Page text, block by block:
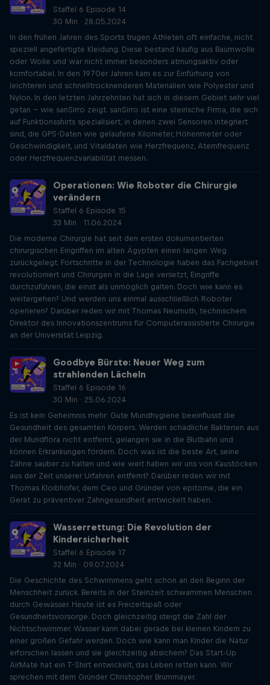
Staffel 6 Episode 14
30 Min · 28.05.2024
In den frühen Jahren des Sports trugen Athleten oft einfache, nicht
speziell angefertigte Kleidung. Diese bestand häufig aus Baumwolle
oder Wolle und war nicht immer besonders atmungsaktiv oder
komfortabel. In den 1970er Jahren kam es zur Einfürhung von
leichteren und schnelltrocknenderen Materialien wie Polyester und
Nylon. In den letzten Jahrzehnten hat sich in diesem Gebiet sehr viel
getan - wie sanSirro zeigt. sanSirro ist eine steirische Firma, die sich
auf Funktionsshirts spezialisiert, in denen zwei Sensoren integriert
sind, die GPS-Daten wie gelaufene Kilometer, Höhenmeter oder
Geschwindigkeit, und Vitaldaten wie Herzfrequenz, Atemfrequenz
oder Herzfrequenzvariabilität messen.
Operationen: Wie Roboter die Chirurgie
verändern
Staffel 6 Episode 15
33 Min · 11.06.2024
Die moderne Chirurgie hat seit den ersten dokumentierten
chirurgischen Eingriffen im alten Ägypten einen langen Weg
zurückgelegt. Fortschritte in der Technologie haben das Fachgebiet
revolutioniert und Chirurgen in die Lage versetzt, Eingriffe
durchzuführen, die einst als unmöglich galten. Doch wie kann es
weitergehen? Und werden uns einmal ausschließlich Roboter
operieren? Darüber reden wir mit Thomas Neumuth, technischem
Direktor des Innovationszentrums für Computerassistierte Chirurgie
an der Universität Leipzig.
Goodbye Bürste: Neuer Weg zum
strahlenden Lächeln
Staffel 6 Episode 16
30 Min · 25.06.2024
Es ist kein Geheimnis mehr: Gute Mundhygiene beeinflusst die
Gesundheit des gesamten Körpers. Werden schädliche Bakterien aus
der Mundflora nicht entfernt, gelangen sie in die Blutbahn und
können Erkrankungen fördern. Doch was ist die beste Art, seine
Zähne sauber zu halten und wie weit haben wir uns von Kaustöcken
aus der Zeit unserer Urfahren entfernt? Darüber reden wir mit
Thomas Kloibhofer, dem Ceo und Gründer von epitome, die ein
Gerät zu präventiver Zahngesundheit entwickelt haben.
Wasserrettung: Die Revolution der
Kindersicherheit
Staffel 6 Episode 17
32 Min · 09.07.2024
Die Geschichte des Schwimmens geht schon an den Beginn der
Menschheit zurück. Bereits in der Steinzeit schwammen Menschen
durch Gewässer. Heute ist es Freizeitspaß oder
Gesundheitsvorsorge. Doch gleichzeitig steigt die Zahl der
Nichtschwimmer. Wasser kann dabei gerade bei kleinen Kindern zu
einer großen Gefahr werden. Doch wie kann man Kinder die Natur
erforschen lassen und sie gleichzeitig absichern? Das Start-Up
AirMate hat ein T-Shirt entwickelt, das Leben retten kann. Wir
sprechen mit dem Gründer Christopher Brummayer.